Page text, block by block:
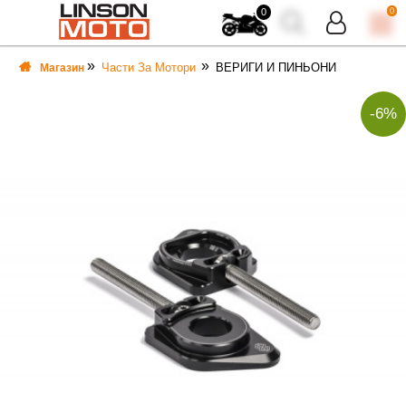
0 0
Магазин Части За Мотори ВЕРИГИ И ПИНЬОНИ
-6%